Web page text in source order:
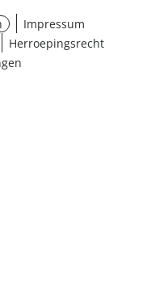
Impressum
Herroepingsrecht